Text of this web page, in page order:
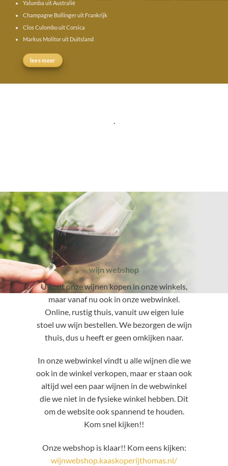
Yalumba uit Australië
Champagne Bollinger uit Frankrijk
Clos Culombu uit Corsica
Markus Molitor uit Duitsland
lees meer
.
wijn webshop
U kunt onze wijnen kopen in onze winkels,
maar vanaf nu ook in onze webwinkel.
Online, rustig thuis, vanuit uw eigen luie
stoel uw wijn bestellen. We bezorgen de wijn
thuis, dus u heeft er geen omkijken naar.
In onze webwinkel vindt u alle wijnen die we
ook in de winkel verkopen, maar er staan ook
altijd wel een paar wijnen in de webwinkel
die we niet in de fysieke winkel hebben. Dit
om de website ook spannend te houden.
Kom snel kijken!!
Onze webshop is klaar!! Kom eens kijken:
wijnwebshop.kaaskoperijthomas.nl/